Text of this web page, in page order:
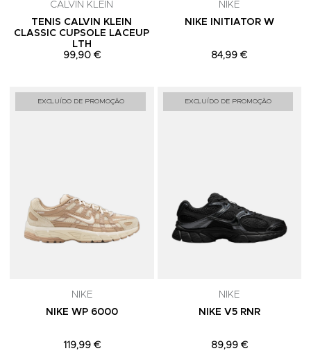
CALVIN KLEIN
TENIS CALVIN KLEIN
CLASSIC CUPSOLE LACEUP
LTH
99,90 €
NIKE
NIKE INITIATOR W
84,99 €
EXCLUÍDO DE PROMOÇÃO Adicionar aos Favoritos
NIKE
NIKE WP 6000
119,99 €
EXCLUÍDO DE PROMOÇÃO
NIKE
NIKE V5 RNR
89,99 €